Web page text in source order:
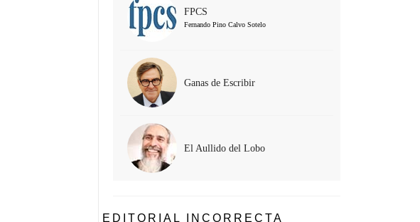
FPCS
Fernando Pino Calvo Sotelo
Ganas de Escribir
El Aullido del Lobo
EDITORIAL INCORRECTA